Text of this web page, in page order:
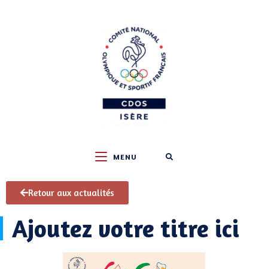
MENU
Retour aux actualités
Ajoutez votre titre ici